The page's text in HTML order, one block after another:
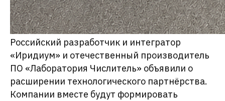
Российский разработчик и интегратор
«Иридиум» и отечественный производитель
ПО «Лаборатория Числитель» объявили о
расширении технологического партнёрства.
Компании вместе будут формировать